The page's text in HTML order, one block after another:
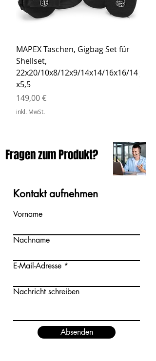
MAPEX Taschen, Gigbag Set für
Shellset,
22x20/10x8/12x9/14x14/16x16/14
x5,5
Preis
149,00 €
inkl. MwSt.
Preis
Fragen zum Produkt?
Kontakt aufnehmen
Vorname
Nachname
E-Mail-Adresse
Nachricht schreiben
Absenden